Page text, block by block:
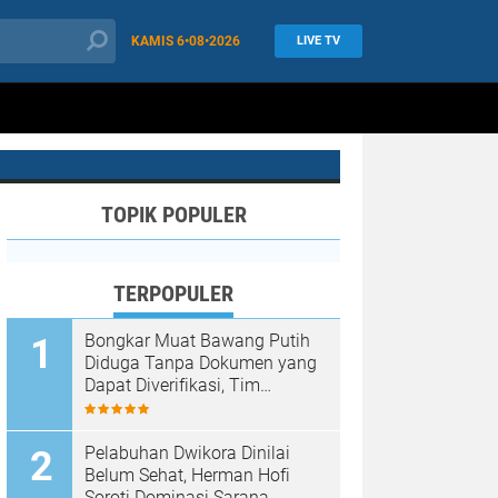
KAMIS 6•08•2026 LIVE TV
TOPIK POPULER
TERPOPULER
Bongkar Muat Bawang Putih
Diduga Tanpa Dokumen yang
Dapat Diverifikasi, Tim
Investigasi Minta Penelusuran
Pelabuhan Dwikora Dinilai
Belum Sehat, Herman Hofi